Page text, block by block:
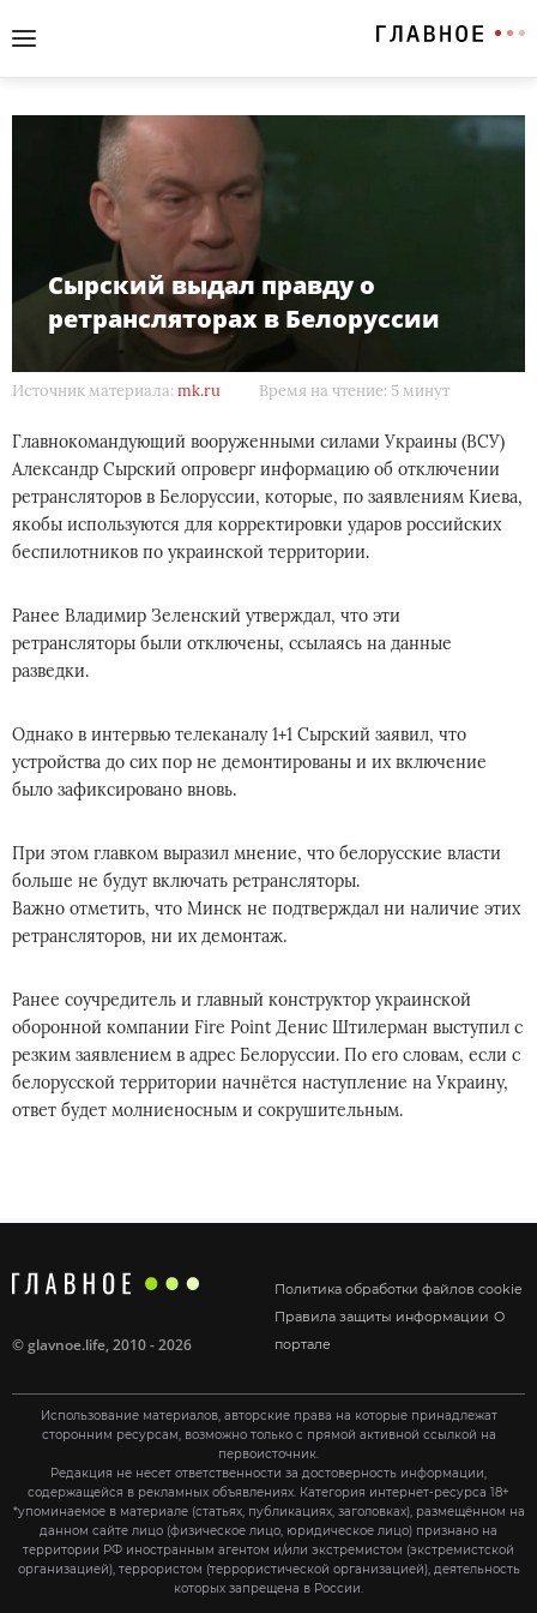
Сырский выдал правду о
ретрансляторах в Белоруссии
Источник материала: mk.ru Время на чтение: 5 минут
Главнокомандующий вооруженными силами Украины (ВСУ)
Александр Сырский опроверг информацию об отключении
ретрансляторов в Белоруссии, которые, по заявлениям Киева,
якобы используются для корректировки ударов российских
беспилотников по украинской территории.
Ранее Владимир Зеленский утверждал, что эти
ретрансляторы были отключены, ссылаясь на данные
разведки.
Однако в интервью телеканалу 1+1 Сырский заявил, что
устройства до сих пор не демонтированы и их включение
было зафиксировано вновь.
При этом главком выразил мнение, что белорусские власти
больше не будут включать ретрансляторы.
Важно отметить, что Минск не подтверждал ни наличие этих
ретрансляторов, ни их демонтаж.
Ранее соучредитель и главный конструктор украинской
оборонной компании Fire Point Денис Штилерман выступил с
резким заявлением в адрес Белоруссии. По его словам, если с
белорусской территории начнётся наступление на Украину,
ответ будет молниеносным и сокрушительным.
Политика обработки файлов cookie
Правила защиты информации О
портале
©glavnoe.life, 2010 - 2026
Использование материалов, авторские права на которые принадлежат
сторонним ресурсам, возможно только с прямой активной ссылкой на
первоисточник.
Редакция не несет ответственности за достоверность информации,
содержащейся в рекламных объявлениях. Категория интернет-ресурса 18+
*упоминаемое в материале (статьях, публикациях, заголовках), размещённом на
данном сайте лицо (физическое лицо, юридическое лицо) признано на
территории РФ иностранным агентом и/или экстремистом (экстремистской
организацией), террористом (террористической организацией), деятельность
которых запрещена в России.